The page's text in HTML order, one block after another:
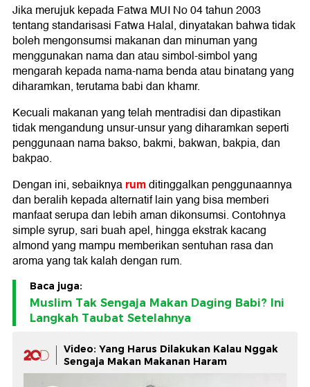
Jika merujuk kepada Fatwa MUI No 04 tahun 2003
tentang standarisasi Fatwa Halal, dinyatakan bahwa tidak
boleh mengonsumsi makanan dan minuman yang
menggunakan nama dan atau simbol-simbol yang
mengarah kepada nama-nama benda atau binatang yang
diharamkan, terutama babi dan khamr.
Kecuali makanan yang telah mentradisi dan dipastikan
tidak mengandung unsur-unsur yang diharamkan seperti
penggunaan nama bakso, bakmi, bakwan, bakpia, dan
bakpao.
Dengan ini, sebaiknyarumditinggalkan penggunaannya
dan beralih kepada alternatif lain yang bisa memberi
manfaat serupa dan lebih aman dikonsumsi. Contohnya
simple syrup, sari buah apel, hingga ekstrak kacang
almond yang mampu memberikan sentuhan rasa dan
aroma yang tak kalah dengan rum.
Baca juga:
Muslim Tak Sengaja Makan Daging Babi? Ini
Langkah Taubat Setelahnya
Video: Yang Harus Dilakukan Kalau Nggak
Sengaja Makan Makanan Haram